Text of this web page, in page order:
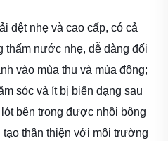
dệt nhẹ và cao cấp, có cả
thấm nước nhẹ, dễ dàng đối
vào mùa thu và mùa đông;
sóc và ít bị biến dạng sau
bên trong được nhồi bông
thân thiện với môi trường